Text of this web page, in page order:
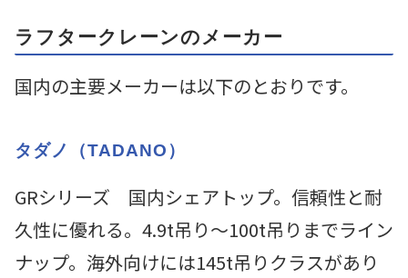
ラフタークレーンのメーカー
国内の主要メーカーは以下のとおりです。
タダノ（TADANO）
GRシリーズ 国内シェアトップ。信頼性と耐
久性に優れる。4.9t吊り～100t吊りまでライン
ナップ。海外向けには145t吊りクラスがあり